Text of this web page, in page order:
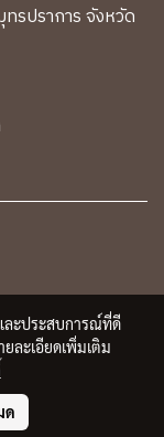
รปราการ จังหวัด
ละประสบการณ์ที่ดี
ละเอียดเพิ่มเติม
ด